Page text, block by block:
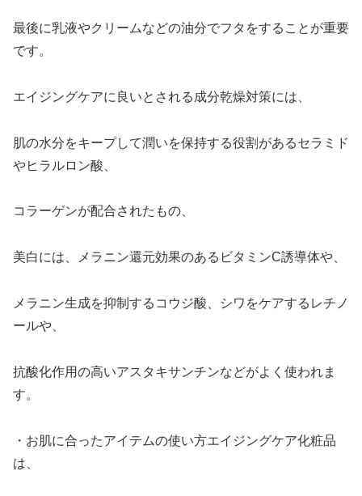
最後に乳液やクリームなどの油分でフタをすることが重要
です。
エイジングケアに良いとされる成分乾燥対策には、
肌の水分をキープして潤いを保持する役割があるセラミド
やヒラルロン酸、
コラーゲンが配合されたもの、
美白には、メラニン還元効果のあるビタミンC誘導体や、
メラニン生成を抑制するコウジ酸、シワをケアするレチノ
ールや、
抗酸化作用の高いアスタキサンチンなどがよく使われま
す。
・お肌に合ったアイテムの使い方エイジングケア化粧品
は、